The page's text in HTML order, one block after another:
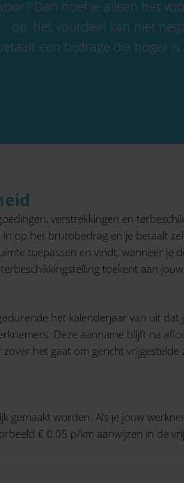
voor? Dan hoef je alleen het
op: het voordeel kan niet
een bijdrage die hoger
verstrekkingen en
op het brutobedrag en je betaalt
toepassen en vindt, wanneer je
toekent aan
het kalenderjaar van uit
Deze aanname blijft na
het gaat om gericht
gemaakt worden. Als je jouw
€ 0,05 p/km aanwijzen in de